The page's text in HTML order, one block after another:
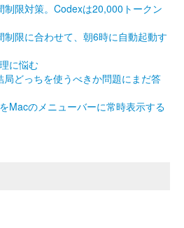
制限対策。Codexは20,000トークン
制限に合わせて、朝6時に自動起動す
に悩む
どっちを使うべきか問題にまだ答
Macのメニューバーに常時表示する